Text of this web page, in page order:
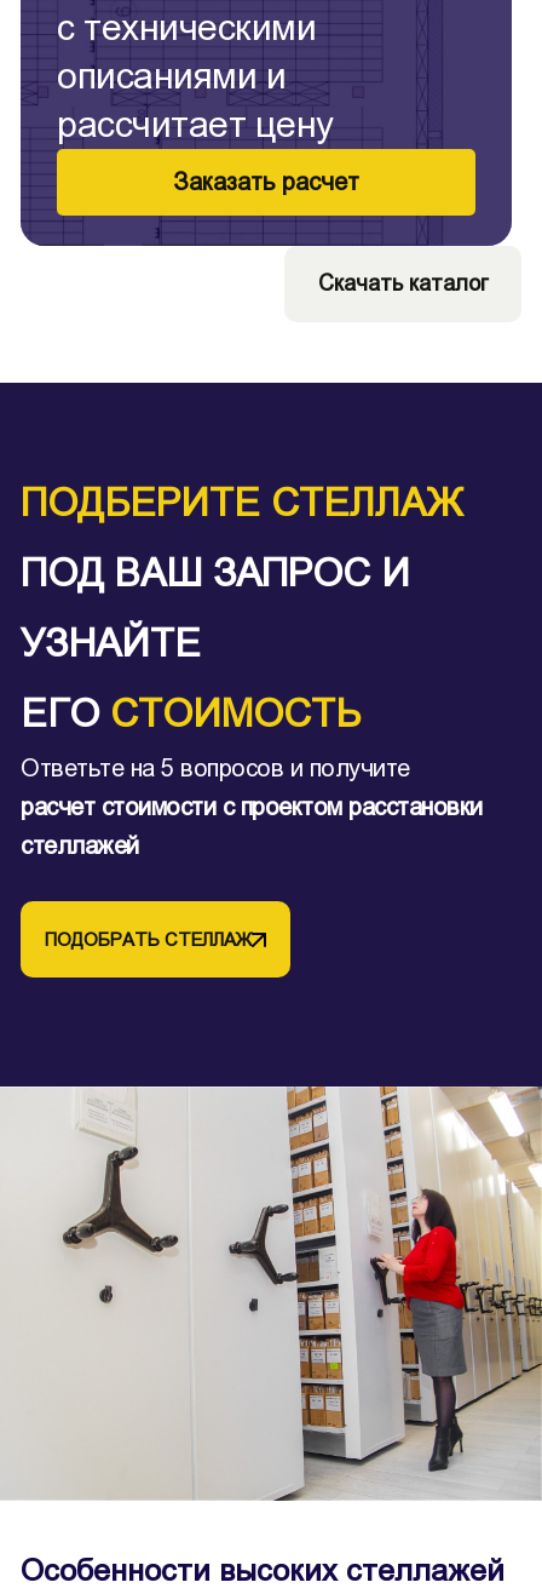
с техническими
описаниями и
рассчитает цену
Заказать расчет
Скачать каталог
ПОДБЕРИТЕ СТЕЛЛАЖ
ПОД ВАШ ЗАПРОС И
УЗНАЙТЕ
ЕГО СТОИМОСТЬ
Ответьте на 5 вопросов и получите
расчет стоимости с проектом расстановки
стеллажей
ПОДОБРАТЬ СТЕЛЛАЖ
Особенности высоких стеллажей